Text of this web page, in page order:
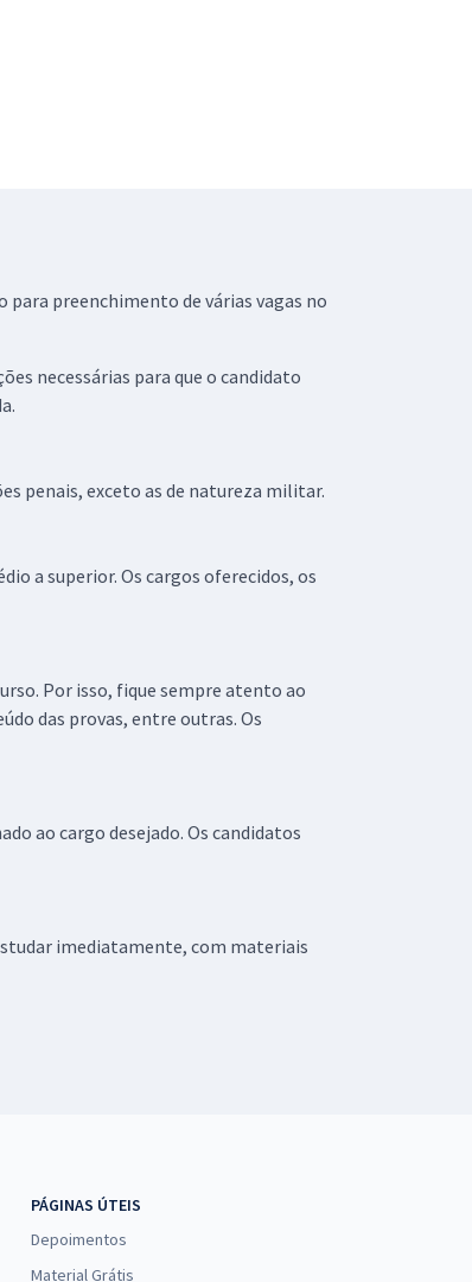
preenchimento de várias vagas no
necessárias para que o candidato
penais, exceto as de natureza militar.
a superior. Os cargos oferecidos, os
Por isso, fique sempre atento ao
das provas, entre outras. Os
ao cargo desejado. Os candidatos
imediatamente, com materiais
PÁGINAS ÚTEIS
Depoimentos
Material Grátis